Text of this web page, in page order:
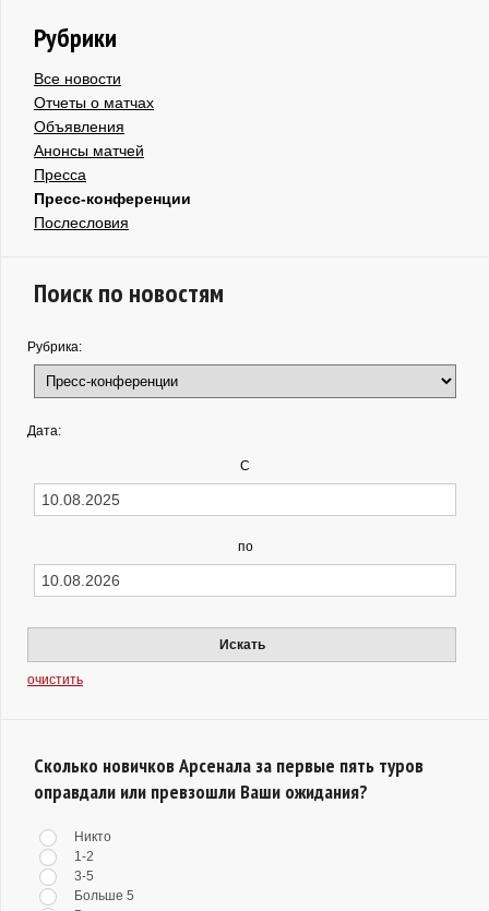
Рубрики
Все новости
Отчеты о матчах
Объявления
Анонсы матчей
Пресса
Пресс-конференции
Послесловия
Поиск по новостям
Рубрика:
Дата:
С
по
Искать
очистить
Сколько новичков Арсенала за первые пять туров
оправдали или превзошли Ваши ожидания?
Никто
1-2
3-5
Больше 5